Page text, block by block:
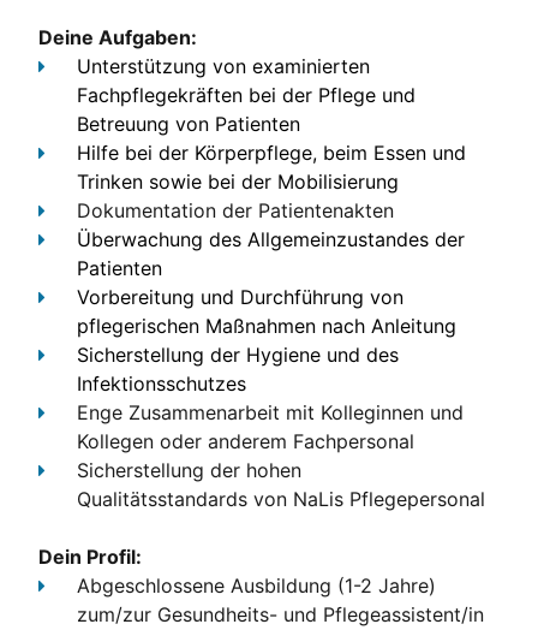
Deine Aufgaben:
Unterstützung von examinierten
Fachpflegekräften bei der Pflege und
Betreuung von Patienten
Hilfe bei der Körperpflege, beim Essen und
Trinken sowie bei der Mobilisierung
Dokumentation der Patientenakten
Überwachung des Allgemeinzustandes der
Patienten
Vorbereitung und Durchführung von
pflegerischen Maßnahmen nach Anleitung
Sicherstellung der Hygiene und des
Infektionsschutzes
Enge Zusammenarbeit mit Kolleginnen und
Kollegen oder anderem Fachpersonal
Sicherstellung der hohen
Qualitätsstandards von NaLis Pflegepersonal
Dein Profil:
Abgeschlossene Ausbildung (1-2 Jahre)
zum/zur Gesundheits- und Pflegeassistent/in